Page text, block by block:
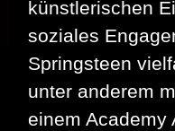
künstlerischen
soziales
Springsteen
unter anderem
einem Academy